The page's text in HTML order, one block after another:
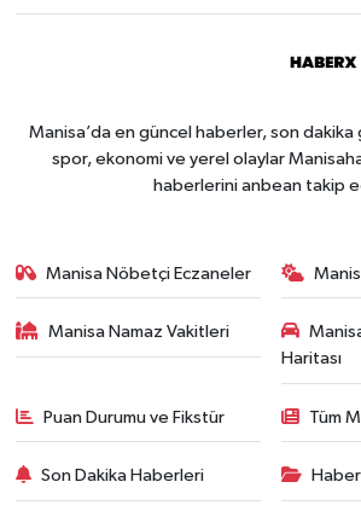
Manisa’da en güncel haberler, son
spor, ekonomi ve yerel olaylar
haberlerini anbean takip
Manisa Nöbetçi Eczaneler
Manisa Namaz Vakitleri
Haritası
Puan Durumu ve Fikstür Tüm
Son Dakika Haberleri